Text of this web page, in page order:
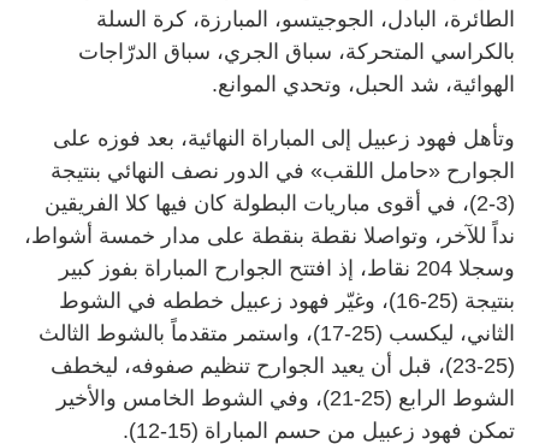
الطائرة، البادل، الجوجيتسو، المبارزة، كرة السلة
بالكراسي المتحركة، سباق الجري، سباق الدرّاجات
الهوائية، شد الحبل، وتحدي الموانع.
وتأهل فهود زعبيل إلى المباراة النهائية، بعد فوزه على
الجوارح «حامل اللقب» في الدور نصف النهائي بنتيجة
(3-2)، في أقوى مباريات البطولة كان فيها كلا الفريقين
نداً للآخر، وتواصلا نقطة بنقطة على مدار خمسة أشواط،
وسجلا 204 نقاط، إذ افتتح الجوارح المباراة بفوز كبير
بنتيجة (25-16)، وغيّر فهود زعبيل خططه في الشوط
الثاني، ليكسب (25-17)، واستمر متقدماً بالشوط الثالث
(25-23)، قبل أن يعيد الجوارح تنظيم صفوفه، ليخطف
الشوط الرابع (25-21)، وفي الشوط الخامس والأخير
تمكن فهود زعبيل من حسم المباراة (15-12).